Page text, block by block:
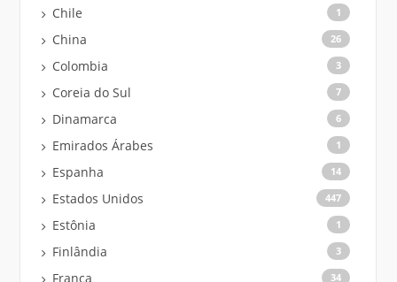
Chile 1
China 26
Colombia 3
Coreia do Sul 7
Dinamarca 6
Emirados Árabes 1
Espanha 14
Estados Unidos 447
Estônia 1
Finlândia 3
França 34